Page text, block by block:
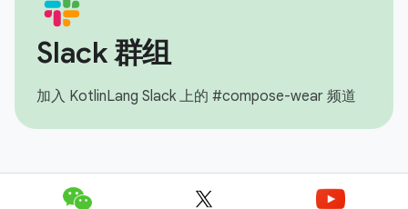
Slack 群组
加入 KotlinLang Slack 上的 #compose-wear 频道